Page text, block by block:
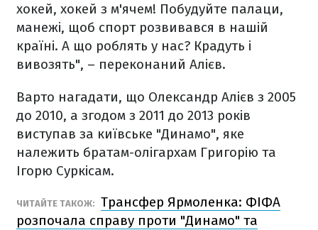
хокей, хокей з м'ячем! Побудуйте палаци,
манежі, щоб спорт розвивався в нашій
країні. А що роблять у нас? Крадуть і
вивозять", – переконаний Алієв.
Варто нагадати, що Олександр Алієв з 2005
до 2010, а згодом з 2011 до 2013 років
виступав за київське "Динамо", яке
належить братам-олігархам Григорію та
Ігорю Суркісам.
ЧИТАЙТЕ ТАКОЖ: Трансфер Ярмоленка: ФІФА
розпочала справу проти "Динамо" та